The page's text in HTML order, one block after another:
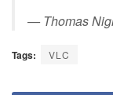
— Thomas
Tags: VLC